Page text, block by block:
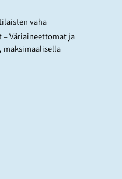
vaha
– Väriaineettomat ja
maksimaalisella